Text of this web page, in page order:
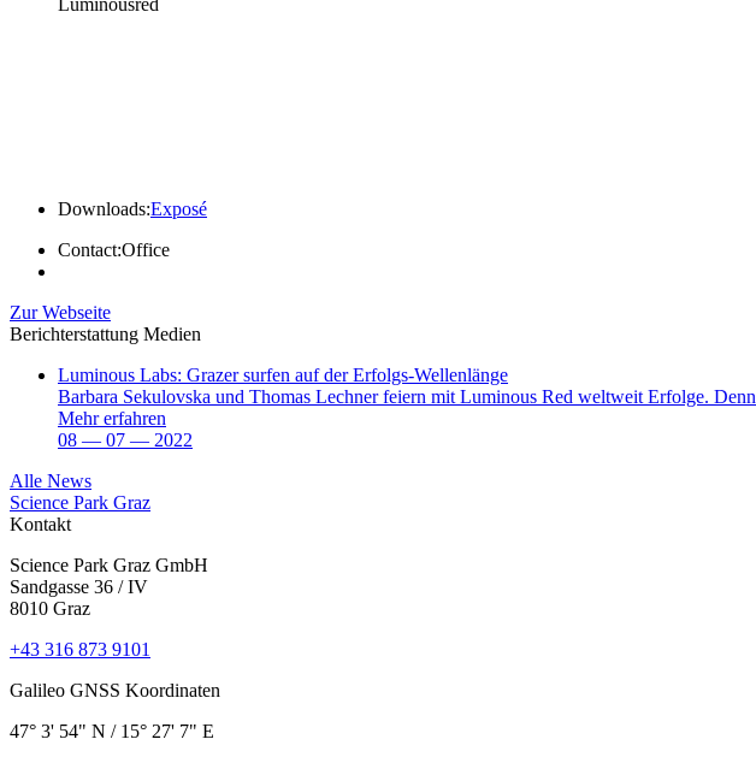
Luminousred
Downloads:Exposé
Contact:Office
Zur Webseite
Berichterstattung Medien
Luminous Labs: Grazer surfen auf der Erfolgs-Wellenlänge
Barbara Sekulovs­ka und Thomas Lechner feiern mit Luminous Red weltweit Erfolge.
Mehr erfahren
08 — 07 — 2022
Alle News
Science Park Graz
Kontakt
Science Park Graz GmbH
Sandgasse 36 / IV
8010 Graz
+43 316 873 9101
Galileo GNSS Koordinaten
47° 3' 54" N / ­15° 27' 7" E